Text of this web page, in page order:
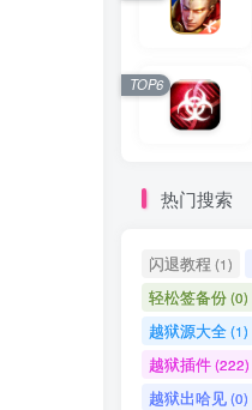
TOP6
热门搜索
闪退教程 (1)
轻松签备份(0)
越狱源大全(1)
越狱插件(222)
越狱出哈见(0)